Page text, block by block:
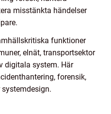
misstänkta händelser
funktioner
elnät, transportsektor
digitala system. Här
forensik,